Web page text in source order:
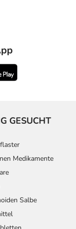
GESUCHT
Medikamente
Salbe